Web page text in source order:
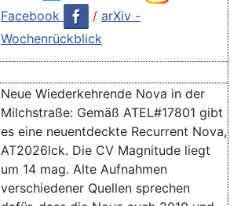
Facebook / arXiv -
Wochenrückblick
Neue Wiederkehrende Nova in der
Milchstraße: Gemäß ATEL#17801 gibt
es eine neuentdeckte Recurrent Nova,
AT2026lck. Die CV Magnitude liegt
um 14 mag. Alte Aufnahmen
verschiedener Quellen sprechen